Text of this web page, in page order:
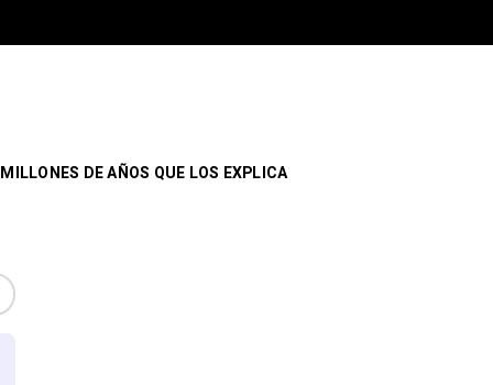
DE AÑOS QUE LOS EXPLICA